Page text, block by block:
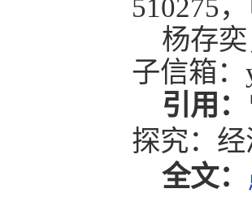
510275
杨存
子信箱：
引用：
探究：
全文：